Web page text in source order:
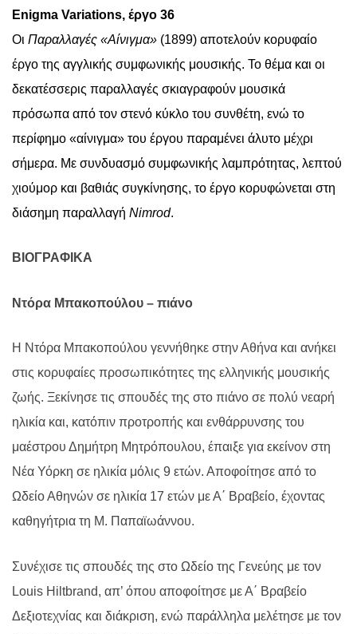
Enigma Variations, έργο 36
Οι Παραλλαγές «Αίνιγμα» (1899) αποτελούν κορυφαίο
έργο της αγγλικής συμφωνικής μουσικής. Το θέμα και οι
δεκατέσσερις παραλλαγές σκιαγραφούν μουσικά
πρόσωπα από τον στενό κύκλο του συνθέτη, ενώ το
περίφημο «αίνιγμα» του έργου παραμένει άλυτο μέχρι
σήμερα. Με συνδυασμό συμφωνικής λαμπρότητας, λεπτού
χιούμορ και βαθιάς συγκίνησης, το έργο κορυφώνεται στη
διάσημη παραλλαγή Nimrod.
ΒΙΟΓΡΑΦΙΚΑ
Ντόρα Μπακοπούλου – πιάνο
Η Ντόρα Μπακοπούλου γεννήθηκε στην Αθήνα και ανήκει
στις κορυφαίες προσωπικότητες της ελληνικής μουσικής
ζωής. Ξεκίνησε τις σπουδές της στο πιάνο σε πολύ νεαρή
ηλικία και, κατόπιν προτροπής και ενθάρρυνσης του
μαέστρου Δημήτρη Μητρόπουλου, έπαιξε για εκείνον στη
Νέα Υόρκη σε ηλικία μόλις 9 ετών. Αποφοίτησε από το
Ωδείο Αθηνών σε ηλικία 17 ετών με Α΄ Βραβείο, έχοντας
καθηγήτρια τη Μ. Παπαϊωάννου.
Συνέχισε τις σπουδές της στο Ωδείο της Γενεύης με τον
Louis Hiltbrand, απ’ όπου αποφοίτησε με Α΄ Βραβείο
Δεξιοτεχνίας και διάκριση, ενώ παράλληλα μελέτησε με τον